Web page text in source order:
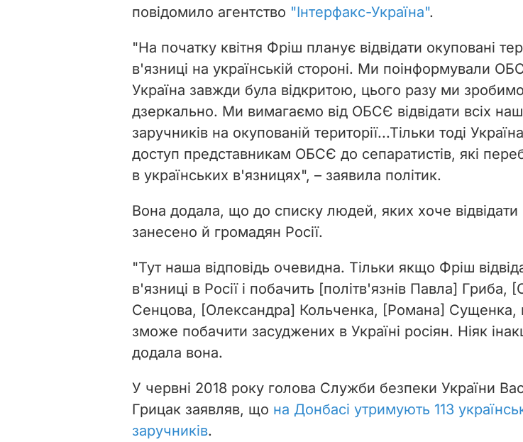
повідомило агентство "Інтерфакс-Україна".
"На початку квітня Фріш планує відвідати окуповані
в'язниці на українській стороні. Ми поінформували
Україна завжди була відкритою, цього разу ми зробимо
дзеркально. Ми вимагаємо від ОБСЄ відвідати всіх
заручників на окупованій території...Тільки тоді
доступ представникам ОБСЄ до сепаратистів, які
в українських в'язницях", – заявила політик.
Вона додала, що до списку людей, яких хоче
занесено й громадян Росії.
"Тут наша відповідь очевидна. Тільки якщо Фріш
в'язниці в Росії і побачить [політв'язнів Павла] Гриба,
Сенцова, [Олександра] Кольченка, [Романа] Сущенка,
зможе побачити засуджених в Україні росіян. Ніяк
додала вона.
У червні 2018 року голова Служби безпеки України
Грицак заявляв, що на Донбасі утримують 113
заручників.